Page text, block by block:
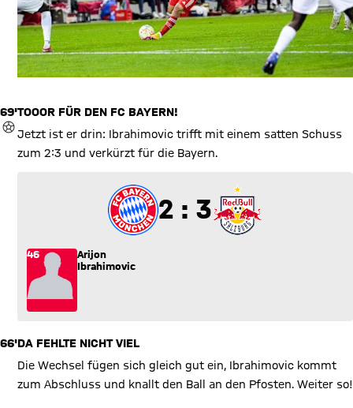
69'
TOR
TOOOR FÜR DEN FC BAYERN!
Jetzt ist er drin: Ibrahimovic trifft mit einem satten Schuss
zum 2:3 und verkürzt für die Bayern.
2 zu 3
2 : 3
46
Arijon
Ibrahimovic
66'DA FEHLTE NICHT VIEL
Die Wechsel fügen sich gleich gut ein, Ibrahimovic kommt
zum Abschluss und knallt den Ball an den Pfosten. Weiter so!